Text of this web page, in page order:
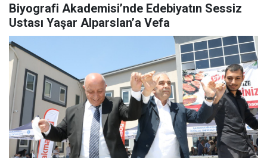
Biyografi Akademisi’nde Edebiyatın Sessiz
Ustası Yaşar Alparslan’a Vefa